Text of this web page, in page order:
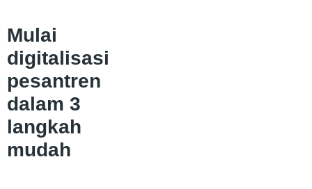
Mulai
digitalisasi
pesantren
dalam 3
langkah
mudah